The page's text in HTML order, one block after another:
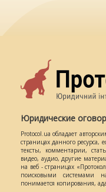
Юридические
Protocol.ua обладает
страницах данного
тексты, комментарии,
видео, аудио, другие
на веб - страницах
поисковыми системами
понимается копирования,